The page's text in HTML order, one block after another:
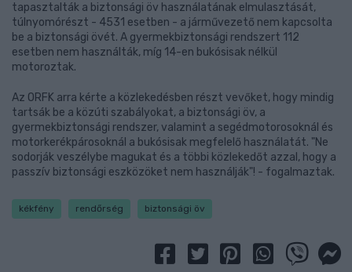
tapasztalták a biztonsági öv használatának elmulasztását,
túlnyomórészt - 4531 esetben - a járművezető nem kapcsolta
be a biztonsági övét. A gyermekbiztonsági rendszert 112
esetben nem használták, míg 14-en bukósisak nélkül
motoroztak.
Az ORFK arra kérte a közlekedésben részt vevőket, hogy mindig
tartsák be a közúti szabályokat, a biztonsági öv, a
gyermekbiztonsági rendszer, valamint a segédmotorosoknál és
motorkerékpárosoknál a bukósisak megfelelő használatát. "Ne
sodorják veszélybe magukat és a többi közlekedőt azzal, hogy a
passzív biztonsági eszközöket nem használják"! - fogalmaztak.
kékfény rendőrség biztonsági öv